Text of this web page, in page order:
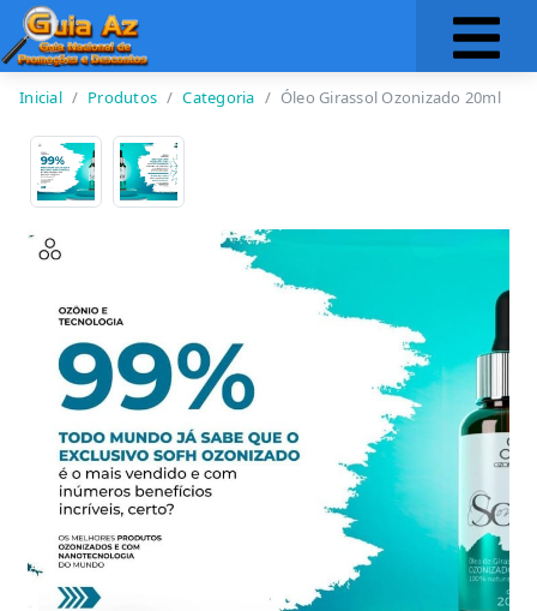
Inicial Produtos Categoria Óleo Girassol Ozonizado 20ml